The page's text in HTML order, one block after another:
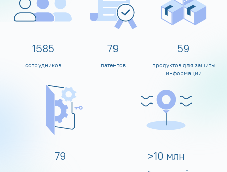
1600
сотрудников
80
патентов
60
продуктов для защиты
информации
80 >10 млн